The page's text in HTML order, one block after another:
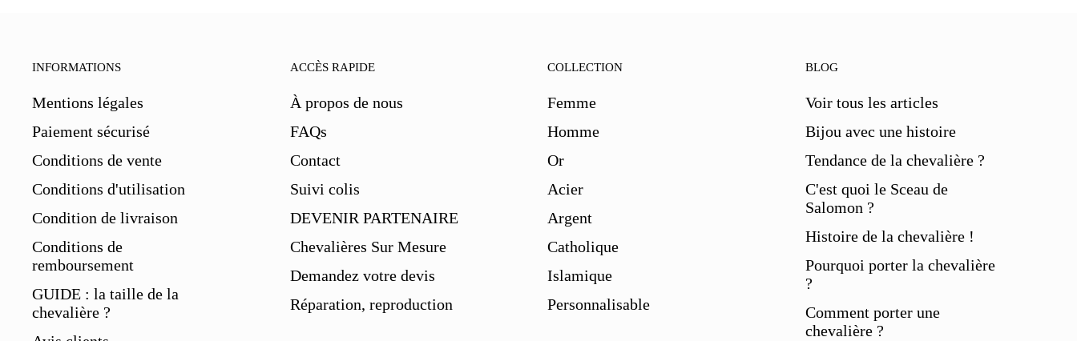
INFORMATIONS
Mentions légales
Paiement sécurisé
Conditions de vente
Conditions d'utilisation
Condition de livraison
Conditions de
remboursement
GUIDE : la taille de la
chevalière ?
ACCÈS RAPIDE
À propos de nous
FAQs
Contact
Suivi colis
DEVENIR PARTENAIRE
Chevalières Sur Mesure
Demandez votre devis
Réparation, reproduction
COLLECTION
Femme
Homme
Or
Acier
Argent
Catholique
Islamique
Personnalisable
BLOG
Voir tous les articles
Bijou avec une histoire
Tendance de la chevalière ?
C'est quoi le Sceau de
Salomon ?
Histoire de la chevalière !
Pourquoi porter la chevalière
?
Comment porter une
chevalière ?